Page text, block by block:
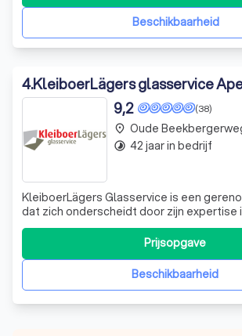
goede service, het leveren van kwa
Beschikbaarheid
4.KleiboerLägers glasservice
(38)
9,2
KleiboerLägers Glasservice is een
dat zich onderscheidt door zijn expertise
glasproducten. Opgericht in 1964 door
later overgenomen door zijn zoon, René
het bedrijf zich ontwikkeld tot een
speler in de glasindustrie. WijBeschikbaarheid
Prijsopgave
place Oude
timelapse 42 jaar in bedrijf